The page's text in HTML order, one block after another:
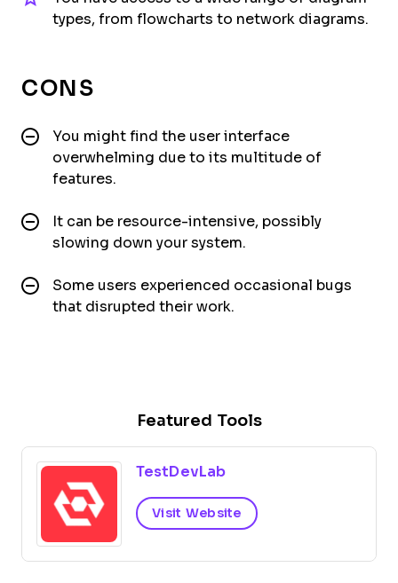
types, from flowcharts to network diagrams.
CONS
You might find the user interface
overwhelming due to its multitude of
features.
It can be resource-intensive, possibly
slowing down your system.
Some users experienced occasional bugs
that disrupted their work.
Featured Tools
TestDevLab
Visit Website